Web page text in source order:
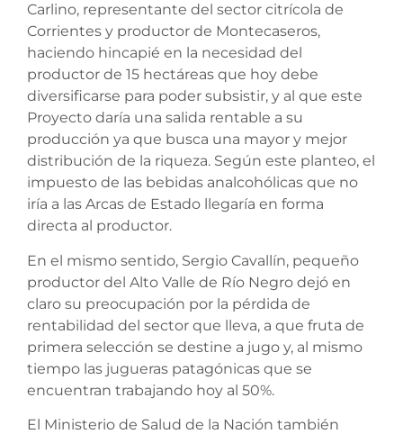
Carlino, representante del sector citrícola de
Corrientes y productor de Montecaseros,
haciendo hincapié en la necesidad del
productor de 15 hectáreas que hoy debe
diversificarse para poder subsistir, y al que este
Proyecto daría una salida rentable a su
producción ya que busca una mayor y mejor
distribución de la riqueza. Según este planteo, el
impuesto de las bebidas analcohólicas que no
iría a las Arcas de Estado llegaría en forma
directa al productor.
En el mismo sentido, Sergio Cavallín, pequeño
productor del Alto Valle de Río Negro dejó en
claro su preocupación por la pérdida de
rentabilidad del sector que lleva, a que fruta de
primera selección se destine a jugo y, al mismo
tiempo las jugueras patagónicas que se
encuentran trabajando hoy al 50%.
El Ministerio de Salud de la Nación también